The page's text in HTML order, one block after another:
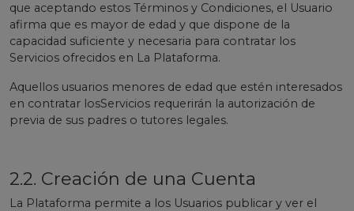
que aceptando estos Términos y Condiciones, el Usuario
afirma que es mayor de edad y que dispone de la
capacidad suficiente y necesaria para contratar los
Servicios ofrecidos en La Plataforma.
Aquellos usuarios menores de edad que estén interesados
en contratar losServicios requerirán la autorización de
previa de sus padres o tutores legales.
2.2. Creación de una Cuenta
La Plataforma permite a los Usuarios publicar y ver el